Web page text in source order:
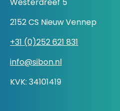
2152 CS Nieuw Vennep
+31 (0)252 621 831
info@sibon.nl
KVK: 34101419